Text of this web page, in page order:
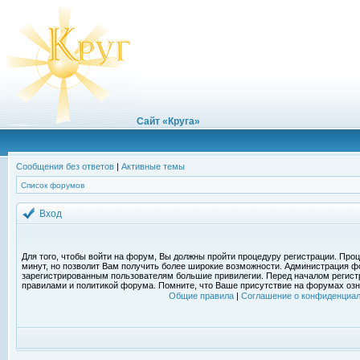
Сайт «Круга»
Сообщения без ответов | Активные темы
Список форумов
Вход
Для того, чтобы войти на форум, Вы должны пройти процедуру регистрации.
минут, но позволит Вам получить более широкие возможности. Администрация
зарегистрированным пользователям большие привилегии. Перед началом
правилами и политикой форума. Помните, что Ваше присутствие на форумах
Общие правила| Соглашение о